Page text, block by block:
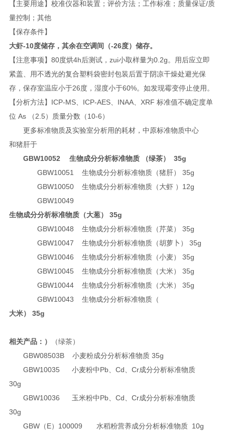
【主要用途】校准仪器和装置；评价方法；工作标准；质量保证/质
量控制；其他
【保存条件】
大虾-10度储存，其余在空调间（-26度）储存。
【注意事项】80度烘4h后测试，zui小取样量为0.2g。用后应立即
紧盖、用不透光的复合塑料袋密封包装后置于阴凉干燥处避光保
存，保存室温应小于26度，湿度小于60%。如发现霉变停止使用。
【分析方法】ICP-MS、ICP-AES、INAA、XRF 标准值不确定度单
位 As （2.5）质量分数（10-6）
更多标准物质及实验室分析用的耗材，中原标准物质中心
和猪肝于
GBW10052
生物成分分析标准物质 （绿茶） 35g
GBW10051 生物成分分析标准物质（猪肝） 35g
GBW10050 生物成分分析标准物质（大虾 ）12g
GBW10049
生物成分分析标准物质（大葱）
35g
GBW10048 生物成分分析标准物质（芹菜） 35g
GBW10047 生物成分分析标准物质（胡萝卜） 35g
GBW10046 生物成分分析标准物质（小麦） 35g
GBW10045 生物成分分析标准物质（大米） 35g
GBW10044 生物成分分析标准物质（大米） 35g
GBW10043 生物成分分析标准物质（
大米） 35g
相关产品： ）
（绿茶）
GBW08503B
小麦粉成分分析标准物质35g
GBW10035
小麦粉中Pb、Cd、Cr成分分析标准物质
30g
GBW10036
玉米粉中Pb、Cd、Cr成分分析标准物质
30g
GBW（E）100009
水稻粉营养成分分析标准物质 10g